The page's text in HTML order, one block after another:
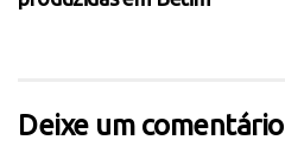
Deixe um comentário